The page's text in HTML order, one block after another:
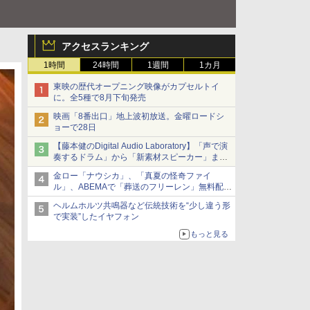
アクセスランキング
1時間 24時間 1週間 1カ月
東映の歴代オープニング映像がカプセルトイ
に。全5種で8月下旬発売
映画「8番出口」地上波初放送。金曜ロードシ
ョーで28日
【藤本健のDigital Audio Laboratory】「声で演
奏するドラム」から「新素材スピーカー」ま
で。ヤマハの最新研究のぞいてきた
金ロー「ナウシカ」、「真夏の怪奇ファイ
ル」、ABEMAで「葬送のフリーレン」無料配信
など。夏の特番・配信情報
ヘルムホルツ共鳴器など伝統技術を“少し違う形
で実装”したイヤフォン
もっと見る